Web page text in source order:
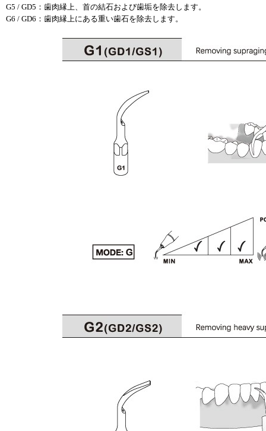
G5 / GD5：歯肉縁上、首の結石および歯垢を除去します。
G6 / GD6：歯肉縁上にある重い歯石を除去します。